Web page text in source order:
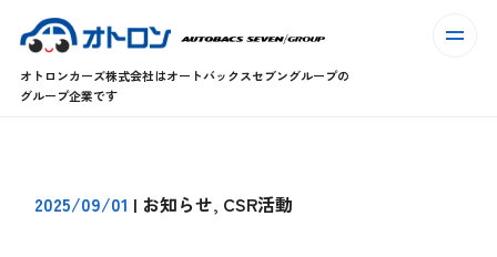
オトロンカーズ株式会社はオートバックスセブングループの
グループ企業です
2025/09/01 | お知らせ, CSR活動